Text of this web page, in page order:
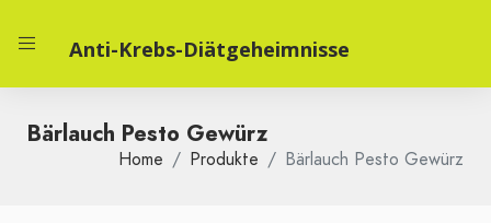
Anti-Krebs-Diätgeheimnisse
Bärlauch Pesto Gewürz
Home Produkte Bärlauch Pesto Gewürz